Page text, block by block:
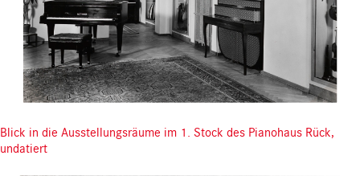
Blick in die Ausstellungsräume im 1. Stock des Pianohaus Rück,
undatiert